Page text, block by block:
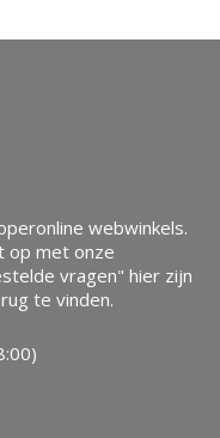
webwinkels.
op met onze
vragen" hier zijn
te vinden.